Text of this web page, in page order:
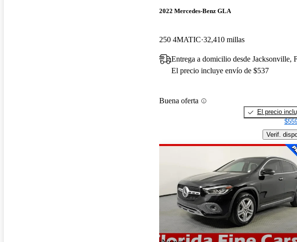
2022 Mercedes-Benz GLA
250 4MATIC 32,410 millas
Entrega a domicilio desde Jacksonville,
El precio incluye envío de $537
Buena oferta
El precio
Verif.